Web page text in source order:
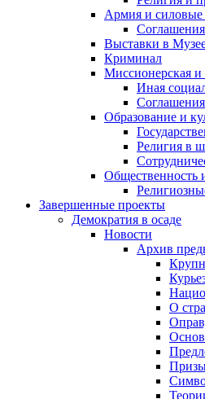
Армия и силовые
Соглашения
Выставки в
Криминал
Миссионерская и
Иная
Образование и
Религия в
Завершенные проекты
Демократия в осаде
Новости
Архив
О